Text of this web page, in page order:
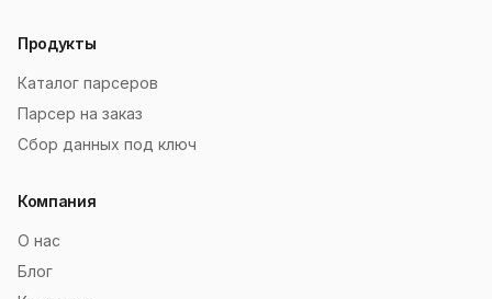
Продукты
Каталог парсеров
Парсер на заказ
Сбор данных под ключ
Компания
О нас
Блог